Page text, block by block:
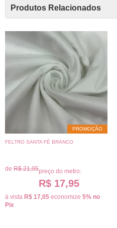
Produtos Relacionados
PROMOÇÃO
FELTRO SANTA FÉ BRANCO
de R$ 21,95preço do metro:
R$ 17,95
à vista R$ 17,05 economize 5% no
Pix